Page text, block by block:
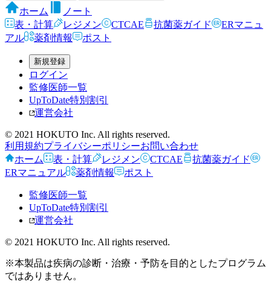
ホーム
ノート
表・計算
レジメン CTCAE 抗菌薬ガイド
ERマニュ
アル
薬剤情報 ポスト
新規登録
ログイン
監修医師一覧
UpToDate特別割引
運営会社
© 2021 HOKUTO Inc. All rights reserved.
利用規約プライバシーポリシーお問い合わせ
ホーム
表・計算 レジメン CTCAE
抗菌薬ガイド
ERマニュアル
薬剤情報 ポスト
監修医師一覧
UpToDate特別割引
運営会社
© 2021 HOKUTO Inc. All rights reserved.
※本製品は疾病の診断・治療・予防を目的としたプログラム
ではありません。